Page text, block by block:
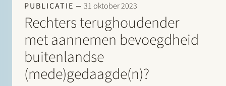
PUBLICATIE 31 oktober 2023
Rechters terughoudender
met aannemen bevoegdheid
buitenlandse
(mede)gedaagde(n)?